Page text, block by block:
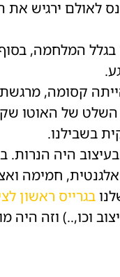
לאולם ירגיש את
בגלל המלחמה,
קסומה,
בשבילנו.
היה הנרות.
חמימה
בגרייס ראשון
וכו,..) וזה היה